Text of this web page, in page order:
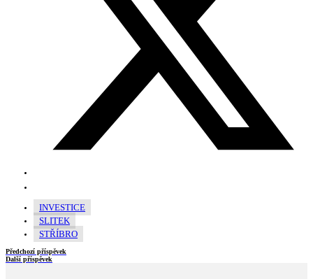
INVESTICE
SLITEK
STŘÍBRO
Předchozí příspěvek
Další příspěvek